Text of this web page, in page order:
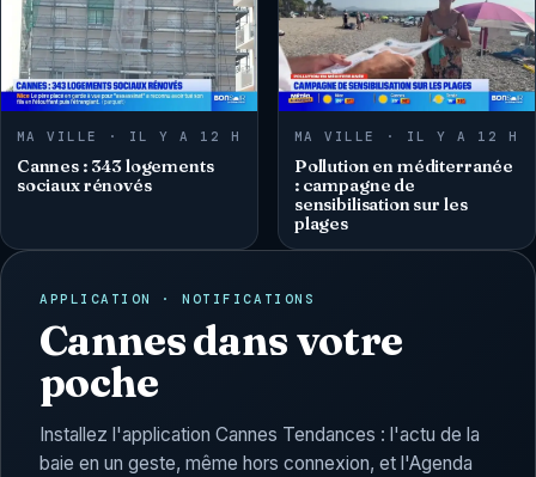
MA VILLE · IL Y A 12 H
Cannes : 343 logements
sociaux rénovés
MA VILLE · IL Y A 12 H
Pollution en méditerranée
: campagne de
sensibilisation sur les
plages
APPLICATION · NOTIFICATIONS
Cannes dans votre
poche
Installez l'application Cannes Tendances : l'actu de la
baie en un geste, même hors connexion, et l'Agenda